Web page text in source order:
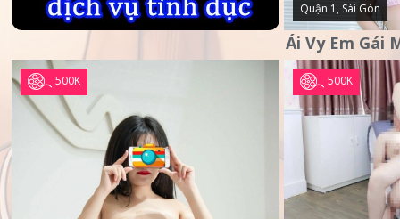
Quận 1, Sài Gòn
500K 500K